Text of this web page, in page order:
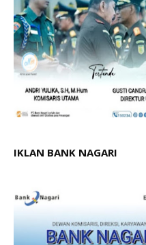
IKLAN BANK NAGARI